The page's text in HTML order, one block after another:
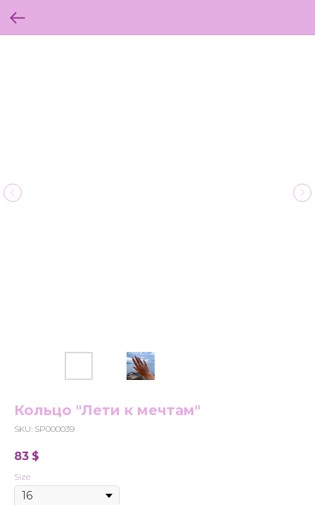
Кольцо "Лети к мечтам"
SKU: SP000039
83 $
Size